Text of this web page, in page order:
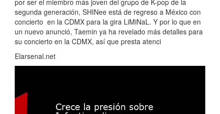
por ser el miembro más joven del grupo de K-pop de la
segunda generación, SHINee está de regreso a México con
concierto en la CDMX para la gira LiMiNaL. Y por lo que en
un nuevo anunció, Taemin ya ha revelado más detalles para
su concierto en la CDMX, así que presta atenci
Elarsenal.net